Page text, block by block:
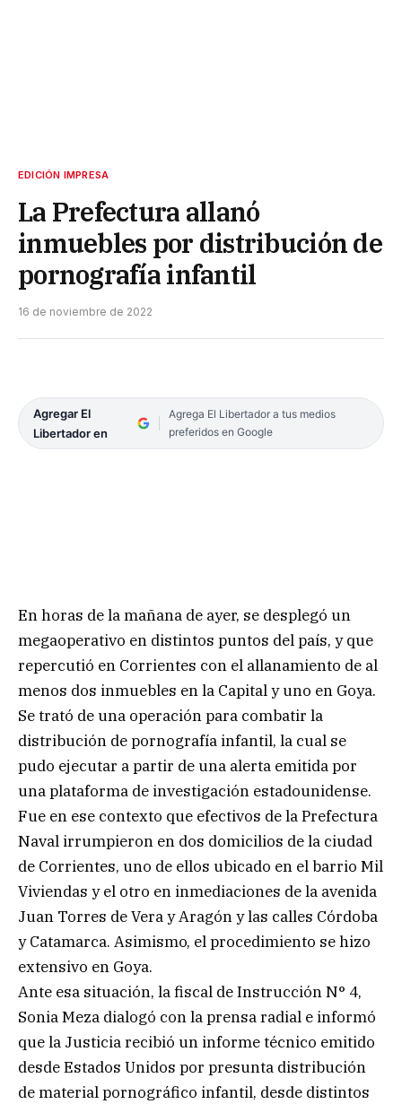
EDICIÓN IMPRESA
La Prefectura allanó
inmuebles por distribución de
pornografía infantil
16 de noviembre de 2022
Agregar El
Libertador en
Agrega El Libertador a tus medios
preferidos en Google
En horas de la mañana de ayer, se desplegó un
megaoperativo en distintos puntos del país, y que
repercutió en Corrientes con el allanamiento de al
menos dos inmuebles en la Capital y uno en Goya.
Se trató de una operación para combatir la
distribución de pornografía infantil, la cual se
pudo ejecutar a partir de una alerta emitida por
una plataforma de investigación estadounidense.
Fue en ese contexto que efectivos de la Prefectura
Naval irrumpieron en dos domicilios de la ciudad
de Corrientes, uno de ellos ubicado en el barrio Mil
Viviendas y el otro en inmediaciones de la avenida
Juan Torres de Vera y Aragón y las calles Córdoba
y Catamarca. Asimismo, el procedimiento se hizo
extensivo en Goya.
Ante esa situación, la fiscal de Instrucción N° 4,
Sonia Meza dialogó con la prensa radial e informó
que la Justicia recibió un informe técnico emitido
desde Estados Unidos por presunta distribución
de material pornográfico infantil, desde distintos